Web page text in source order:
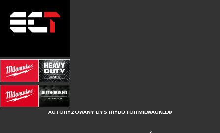
AUTORYZOWANY DYSTRYBUTOR MILWAUKEE®